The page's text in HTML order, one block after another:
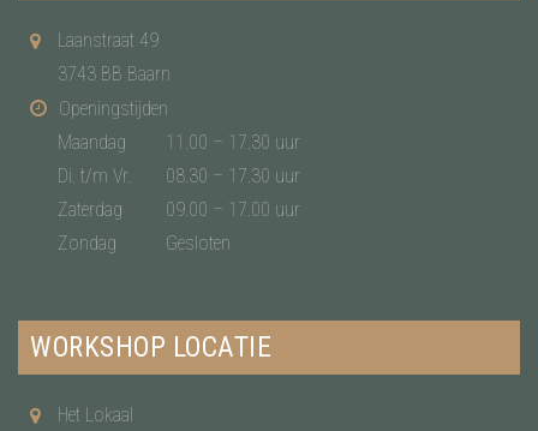
Laanstraat 49
3743 BB Baarn
Openingstijden
Maandag
11.00 – 17.30 uur
Di. t/m Vr.
08.30 – 17.30 uur
Zaterdag
09.00 – 17.00 uur
Zondag
Gesloten
WORKSHOP LOCATIE
Het Lokaal